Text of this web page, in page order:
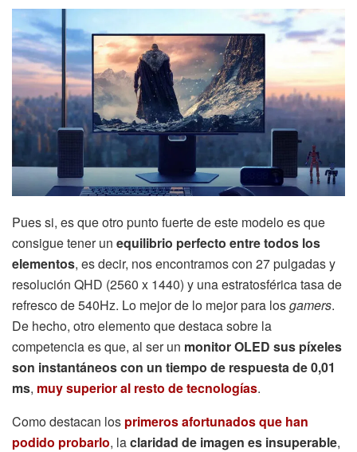
Pues si, es que otro punto fuerte de este modelo es que
consigue tener un equilibrio perfecto entre todos los
elementos, es decir, nos encontramos con 27 pulgadas y
resolución QHD (2560 x 1440) y una estratosférica tasa de
refresco de 540Hz. Lo mejor de lo mejor para losgamers.
De hecho, otro elemento que destaca sobre la
competencia es que, al ser un monitor OLED sus píxeles
son instantáneos con un tiempo de respuesta de 0,01
ms, muy superior al resto de tecnologías.
Como destacan los primeros afortunados que han
podido probarlo, laclaridad de imagen es insuperable,